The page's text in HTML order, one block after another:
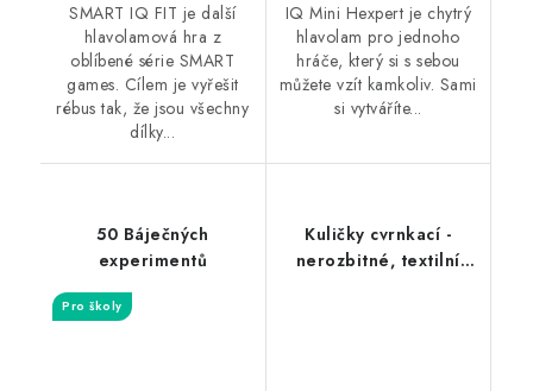
SMART IQ FIT je další
hlavolamová hra z
oblíbené série SMART
games. Cílem je vyřešit
rébus tak, že jsou všechny
dílky...
IQ Mini Hexpert je chytrý
hlavolam pro jednoho
hráče, který si s sebou
můžete vzít kamkoliv. Sami
si vytváříte...
50 Báječných
experimentů
Pro školy
Kuličky cvrnkací -
nerozbitné, textilní